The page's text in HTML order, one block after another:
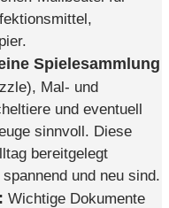
Spielesammlung
Mal- und
und eventuell
sinnvoll. Diese
bereitgelegt
und neu sind.
Wichtige Dokumente